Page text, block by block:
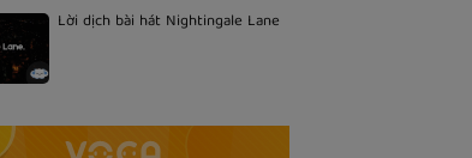
Lời dịch bài hát Nightingale Lane